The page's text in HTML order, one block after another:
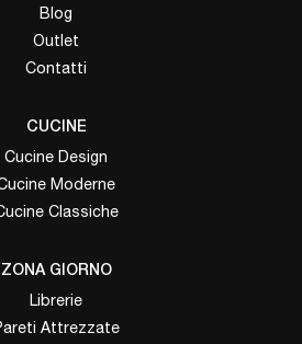
Blog
Outlet
Contatti
CUCINE
Cucine Design
Moderne
Classiche
ZONA GIORNO
Librerie
Attrezzate